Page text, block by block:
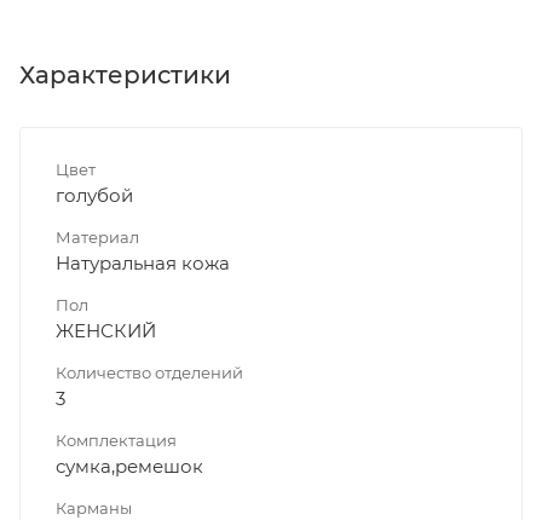
Характеристики
Цвет
голубой
Материал
Натуральная кожа
Пол
ЖЕНСКИЙ
Количество отделений
3
Комплектация
сумка,ремешок
Карманы